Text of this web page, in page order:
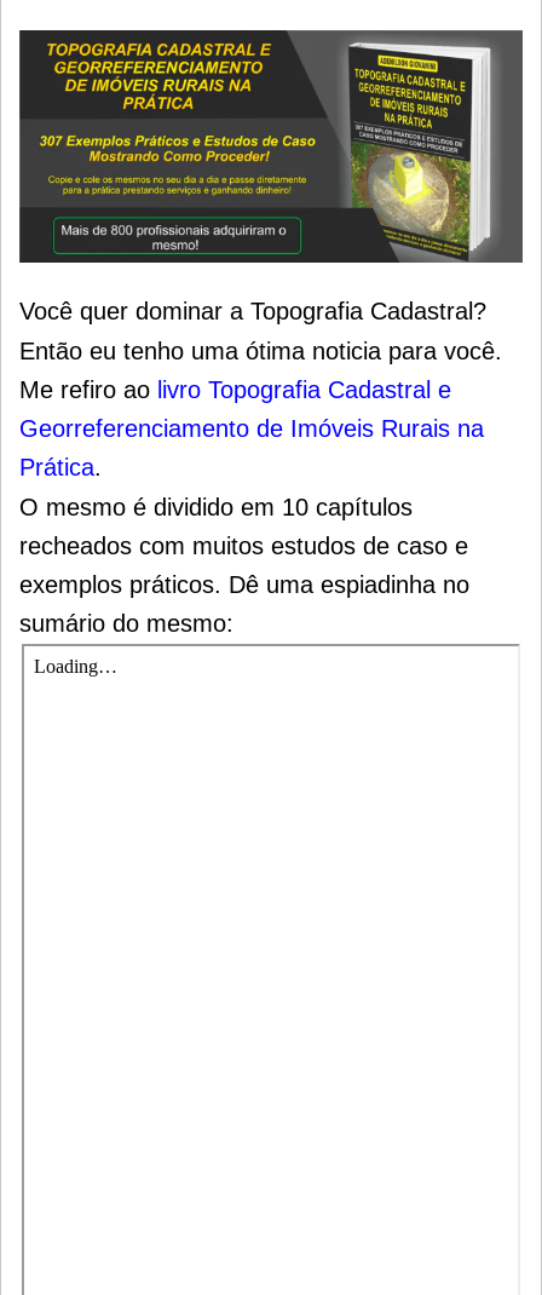
Você quer dominar a Topografia Cadastral?
Então eu tenho uma ótima noticia para você.
Me refiro ao livro Topografia Cadastral e
Georreferenciamento de Imóveis Rurais na
Prática.
O mesmo é dividido em 10 capítulos
recheados com muitos estudos de caso e
exemplos práticos. Dê uma espiadinha no
sumário do mesmo: